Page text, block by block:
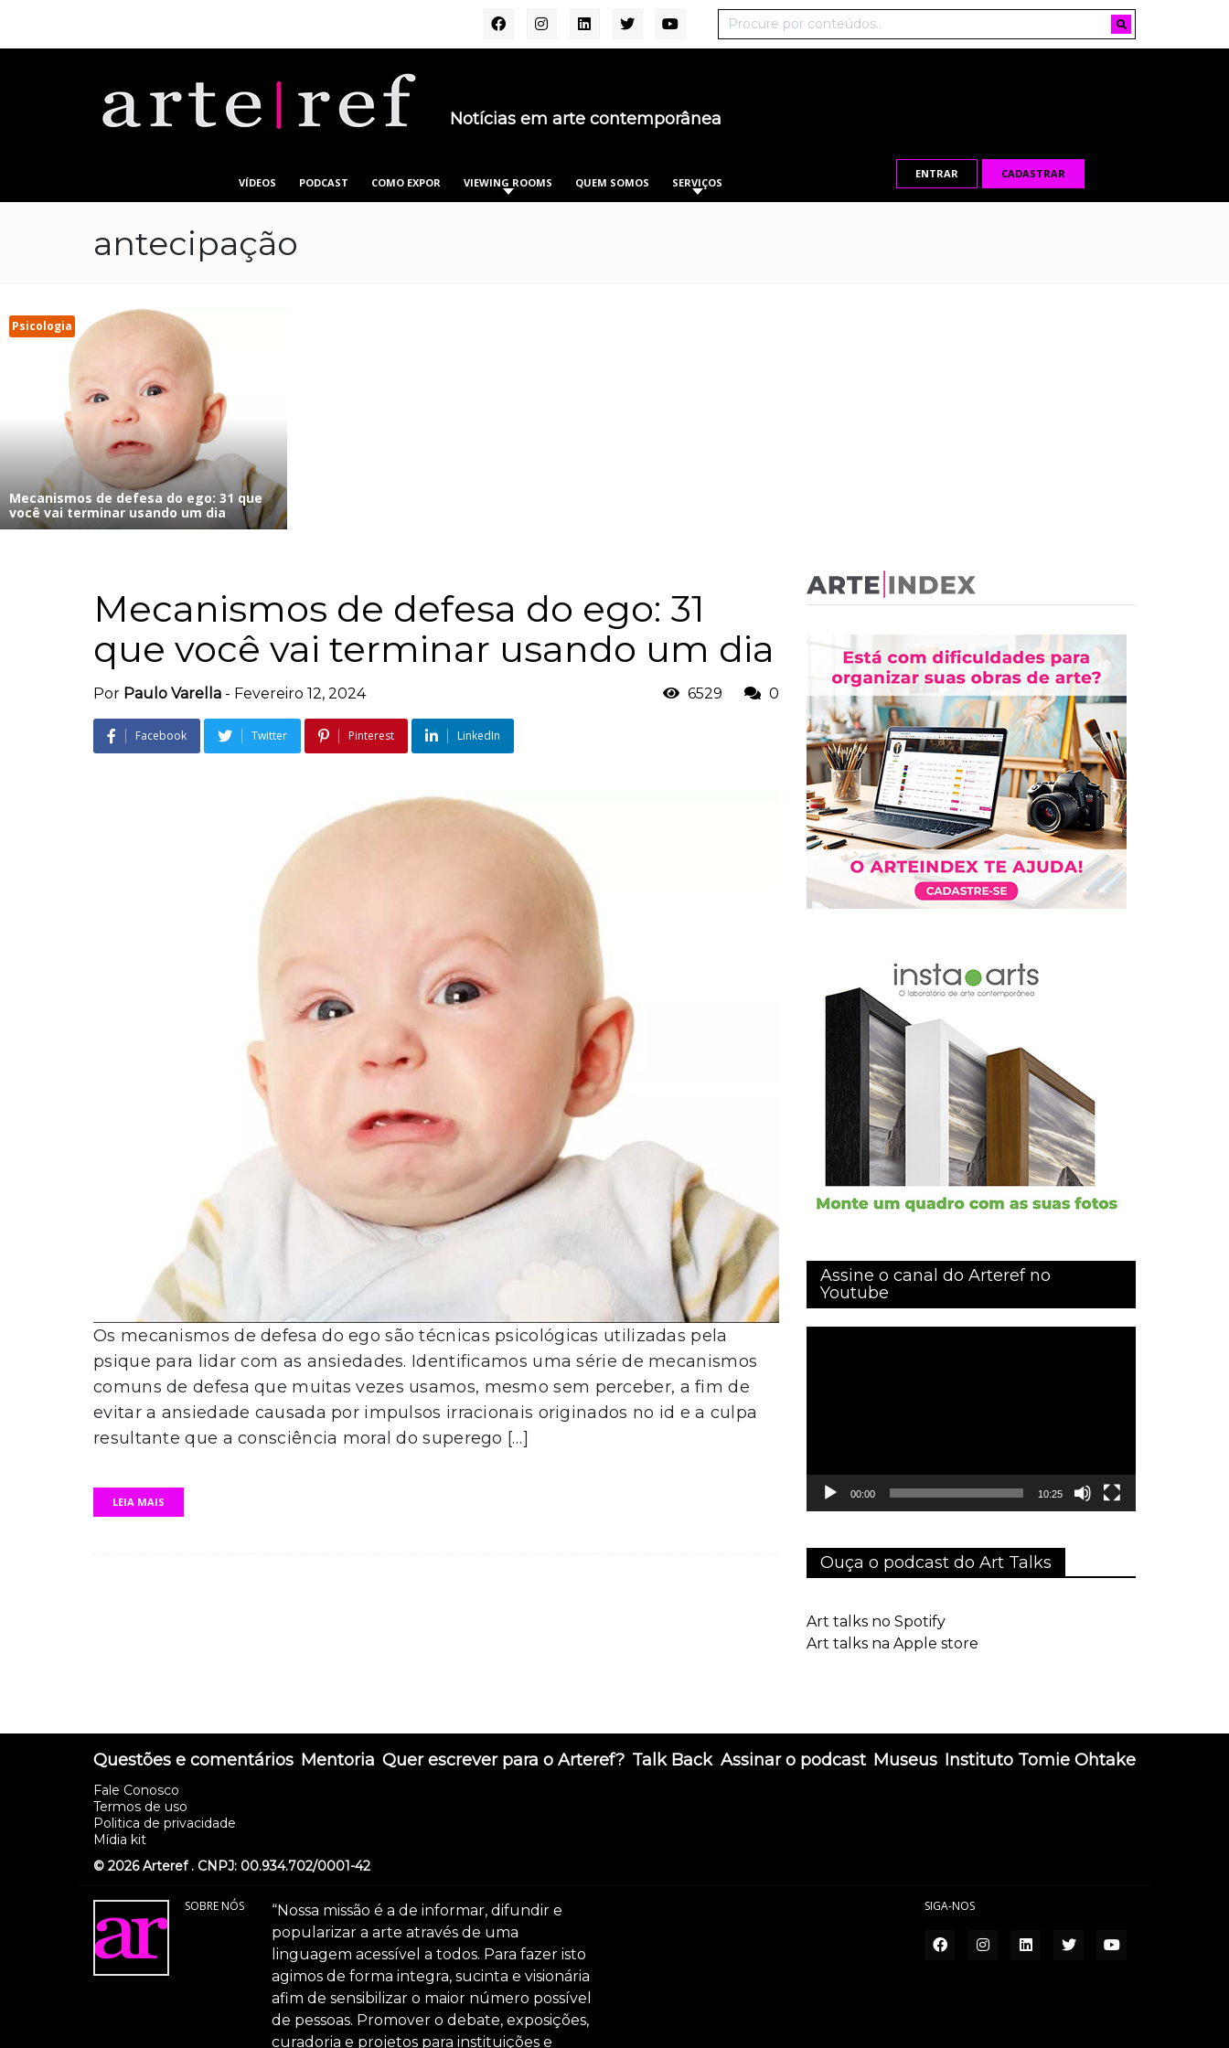
Notícias em arte contemporânea
VÍDEOS PODCAST COMO EXPOR VIEWING ROOMS QUEM SOMOS SERVIÇOS
ENTRAR CADASTRAR
antecipação
Psicologia
Mecanismos de defesa do ego: 31 que
você vai terminar usando um dia
Mecanismos de defesa do ego: 31
que você vai terminar usando um dia
Por Paulo Varella - Fevereiro 12, 2024 6529 0
Facebook Twitter Pinterest LinkedIn
Os mecanismos de defesa do ego são técnicas psicológicas utilizadas pela
psique para lidar com as ansiedades. Identificamos uma série de mecanismos
comuns de defesa que muitas vezes usamos, mesmo sem perceber, a fim de
evitar a ansiedade causada por impulsos irracionais originados no id e a culpa
resultante que a consciência moral do superego […]
LEIA MAIS
Assine o canal do Arteref no
Youtube
00:00 10:25
Ouça o podcast do Art Talks
Art talks no Spotify
Art talks na Apple store
Questões e comentários
Fale Conosco
Termos de uso
Politica de privacidade
Mídia kit
Mentoria Quer escrever para o Arteref? Talk Back Assinar o podcast Museus Instituto Tomie Ohtake
© 2026 Arteref . CNPJ: 00.934.702/0001-42
SOBRE NÓS
“Nossa missão é a de informar, difundir e
popularizar a arte através de uma
linguagem acessível a todos. Para fazer isto
agimos de forma integra, sucinta e visionária
afim de sensibilizar o maior número possível
de pessoas. Promover o debate, exposições,
curadoria e projetos para instituições e
SIGA-NOS